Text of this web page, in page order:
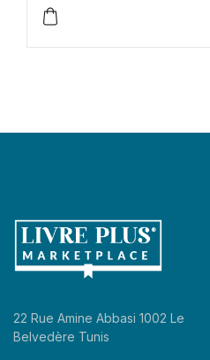
22 Rue Amine Abbasi 1002 Le
Belvedère Tunis